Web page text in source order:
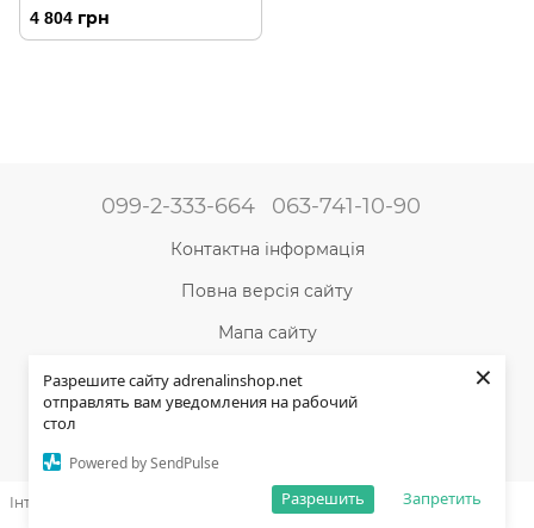
Разрешите сайту adrenalinshop.net
отправлять вам уведомления на рабочий
стол
Powered by SendPulse
Запретить
Разрешить
×
4 804 грн
099-2-333-664 063-741-10-90
Контактна інформація
Повна версія сайту
Мапа сайту
©2004-2024 Адреналін – магазин туристичного
спорядження та товарів для активного відпочинку
Інтернет-магазин створений з Хорошоп